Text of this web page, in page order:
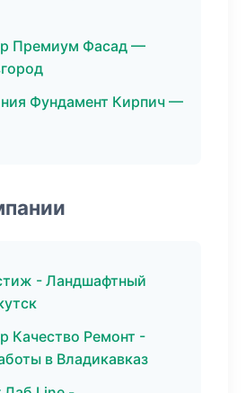
Премиум Фасад —
Фундамент Кирпич —
- Ландшафтный
Качество Ремонт -
в Владикавказ